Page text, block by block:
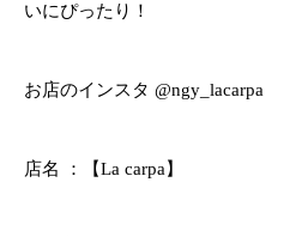
いにぴったり！
お店のインスタ @ngy_lacarpa
店名 ：【La carpa】